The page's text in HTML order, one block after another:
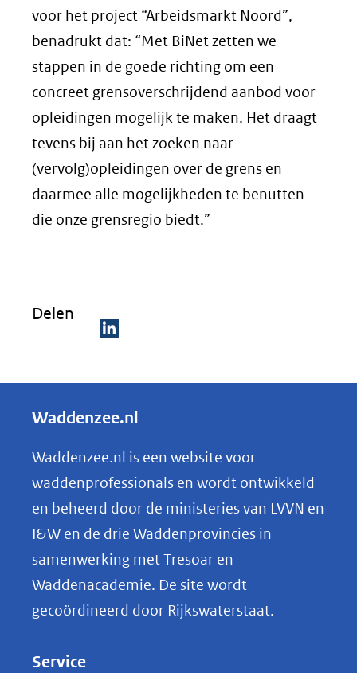
voor het project “Arbeidsmarkt Noord”,
benadrukt dat: “Met BiNet zetten we
stappen in de goede richting om een
concreet grensoverschrijdend aanbod voor
opleidingen mogelijk te maken. Het draagt
tevens bij aan het zoeken naar
(vervolg)opleidingen over de grens en
daarmee alle mogelijkheden te benutten
die onze grensregio biedt.”
Delen
e
e
n
o
p
k
e
Waddenzee.nl
Waddenzee.nl is een website voor
waddenprofessionals en wordt ontwikkeld
en beheerd door de ministeries van LVVN en
I&W en de drie Waddenprovincies in
samenwerking met Tresoar en
Waddenacademie. De site wordt
gecoördineerd door Rijkswaterstaat.
Service